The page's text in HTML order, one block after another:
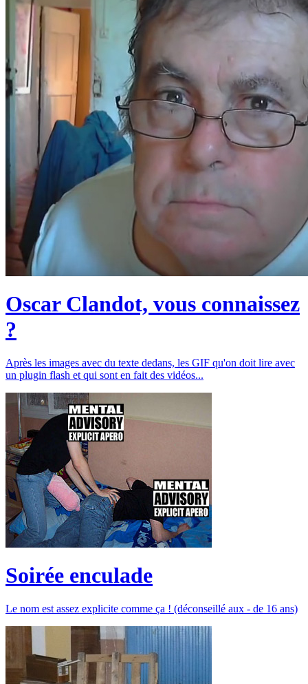
Oscar Clandot, vous connaissez
?
Après les images avec du texte dedans, les GIF qu'on doit lire avec
un plugin flash et qui sont en fait des vidéos...
Soirée enculade
Le nom est assez explicite comme ça ! (déconseillé aux - de 16 ans)